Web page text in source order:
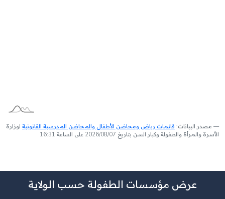
مصدر البيانات: قائمات رياض ومحاضن الأطفال والمحاضن المدرسية القانونية لوزارة
الأسرة والمرأة والطفولة وكبار السن بتاريخ 2026/08/07 على الساعة 16:31
عرض مؤسسات الطفولة حسب الولاية